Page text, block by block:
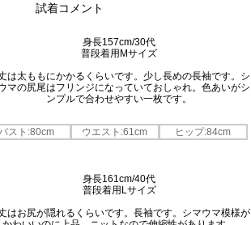
試着コメント
身長157cm/30代
普段着用Mサイズ
は太ももにかかるくらいです。少し長めの長袖です。シ
マの尻尾はフリンジになっていておしゃれ。色あいがシ
ンプルで合わせやすい一枚です。
バスト:80cm ウエスト:61cm ヒップ:84cm
身長161cm/40代
普段着用Lサイズ
はお尻が隠れるくらいです。長袖です。シマウマ模様が